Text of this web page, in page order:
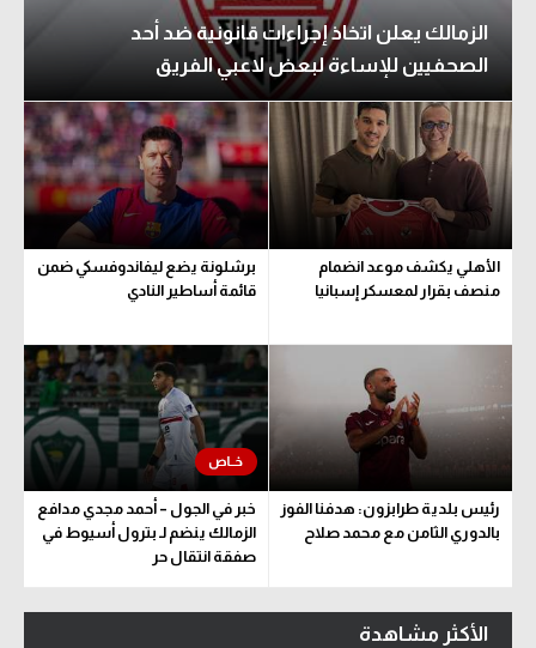
الزمالك يعلن اتخاذ إجراءات قانونية ضد أحد
الصحفيين للإساءة لبعض لاعبي الفريق
الأهلي يكشف موعد انضمام
منصف بقرار لمعسكر إسبانيا
برشلونة يضع ليفاندوفسكي ضمن
قائمة أساطير النادي
رئيس بلدية طرابزون: هدفنا الفوز
بالدوري الثامن مع محمد صلاح
خبر في الجول – أحمد مجدي مدافع
الزمالك ينضم لـ بترول أسيوط في
صفقة انتقال حر
الأكثر مشاهدة